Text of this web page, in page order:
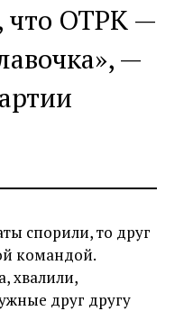
что ОТРК —
—
спорили, то друг
командой.
хвалили,
друг другу